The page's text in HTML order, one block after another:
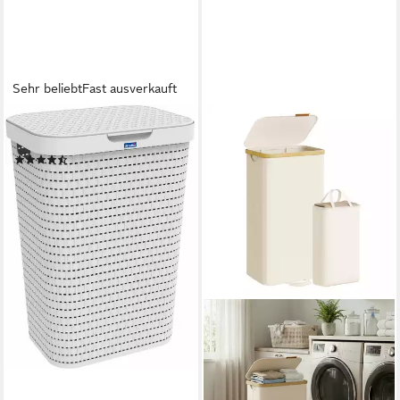
Sehr beliebtFast ausverkauft
ROTHO
Wäschekorb Country, 55 Liter
(130)
ab 22,95 €
lieferbar - in 5-6 Werktagen bei dir